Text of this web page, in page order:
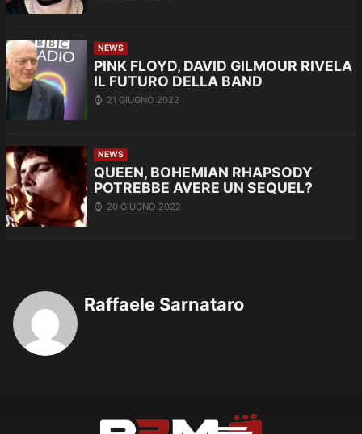
NEWS
PINK FLOYD, DAVID GILMOUR RIVELA
IL FUTURO DELLA BAND
21 GIUGNO 2022
NEWS
QUEEN, BOHEMIAN RHAPSODY
POTREBBE AVERE UN SEQUEL?
20 GIUGNO 2022
Raffaele Sarnataro